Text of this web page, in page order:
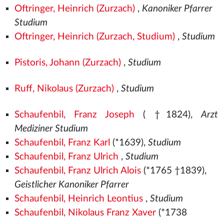
Oftringer, Heinrich (Zurzach), Kanoniker Pfarrer
Studium
Oftringer, Heinrich (Zurzach, Studium), Studium
Pistoris, Johann (Zurzach), Studium
Ruff, Nikolaus (Zurzach), Studium
Schaufenbil, Franz Joseph ( †1824),Arzt
Mediziner Studium
Schaufenbil, Franz Karl (*1639), Studium
Schaufenbil, Franz Ulrich , Studium
Schaufenbil, Franz Ulrich Alois(*1765 †1839),
Geistlicher Kanoniker Pfarrer
Schaufenbil, Heinrich Leontius, Studium
Schaufenbil, Nikolaus Franz Xaver(*1738